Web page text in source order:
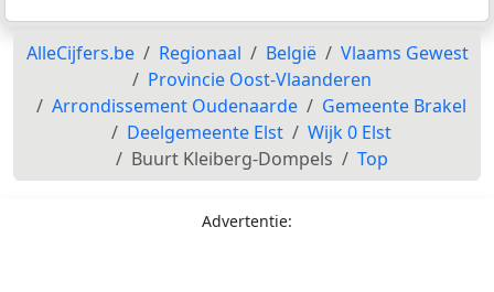
AlleCijfers.be Regionaal België
Vlaams Gewest
Provincie Oost-Vlaanderen
Arrondissement Oudenaarde
Gemeente Brakel
Deelgemeente Elst
Wijk 0 Elst
Buurt Kleiberg-Dompels
Top
Advertentie: